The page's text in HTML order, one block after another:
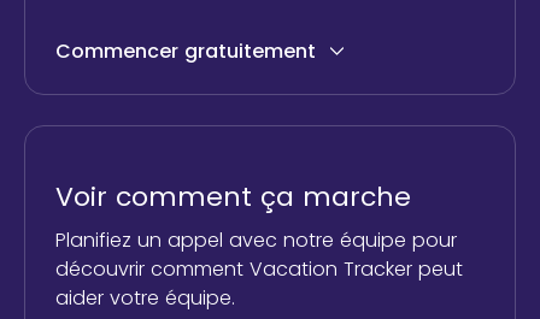
Commencer gratuitement
Voir comment ça marche
Planifiez un appel avec notre équipe pour
découvrir comment Vacation Tracker peut
aider votre équipe.